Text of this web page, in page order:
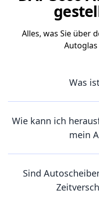
Alles, was Sie über
Was
Wie kann ich
mein
Sind